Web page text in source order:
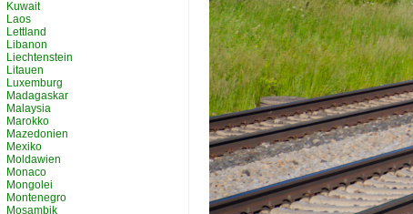
Kuwait
Laos
Lettland
Libanon
Liechtenstein
Litauen
Luxemburg
Madagaskar
Malaysia
Marokko
Mazedonien
Mexiko
Moldawien
Monaco
Mongolei
Montenegro
Mosambik